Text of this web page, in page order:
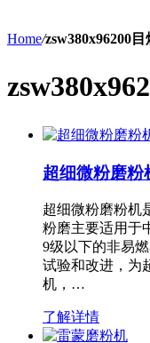
Home/zsw380x96200
超细微粉磨粉
超细微粉磨粉机
粉磨主要适用于
9级以下的非易
试验和改进，为
机，…
了解详情